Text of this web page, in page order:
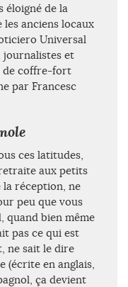
éloigné de la
les anciens locaux
Universal
et
de coffre-fort
par Francesc
ces latitudes,
aux petits
la réception, ne
peu que vous
quand bien même
pas ce qui est
ne sait le dire
(écrite en anglais,
ça devient